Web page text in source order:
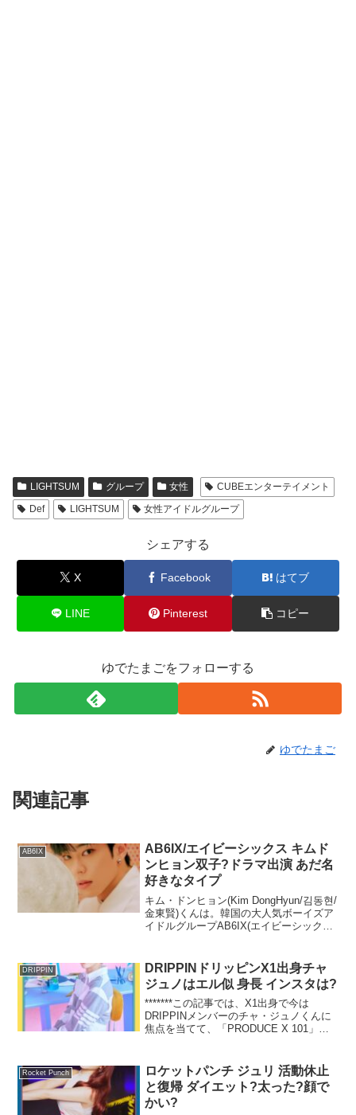
LIGHTSUM グループ 女性
CUBEエンターテイメント
Def
LIGHTSUM 女性アイドルグループ
シェアする
X Facebook はてブ
LINE Pinterest コピー
ゆでたまごをフォローする
ゆでたまご
関連記事
AB6IX
AB6IX/エイビーシックス キムド
ンヒョン双子?ドラマ出演 あだ名
好きなタイプ
キム・ドンヒョン(Kim DongHyun/김동현/
金東賢)くんは。韓国の大人気ボーイズア
イドルグループAB6IX(エイビーシックス/
ヒョン(김동현/金 東炫/Ki...
DRIPPIN
DRIPPINドリッピンX1出身チャ
ジュノはエル似 身長 インスタは?
*******この記事では、X1出身で今は
DRIPPINメンバーのチャ・ジュノくんに
焦点を当てて、「PRODUCE X 101」で
INFINITE(インフィニット/인피니트...
Rocket Punch
ロケットパンチ ジュリ 活動休止
と復帰 ダイエット?太った?顔で
かい?